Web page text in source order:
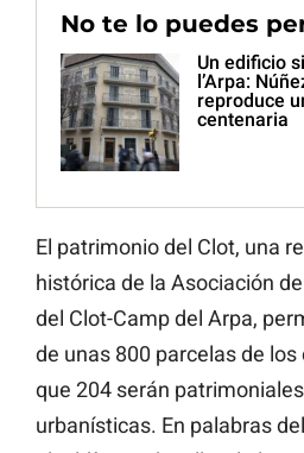
No te lo puedes
Un edificio
l’Arpa:
reproduce
centenaria
El patrimonio del Clot, una
histórica de la Asociación
del Clot-Camp del Arpa,
de unas 800 parcelas de los
que 204 serán
urbanísticas. En palabras